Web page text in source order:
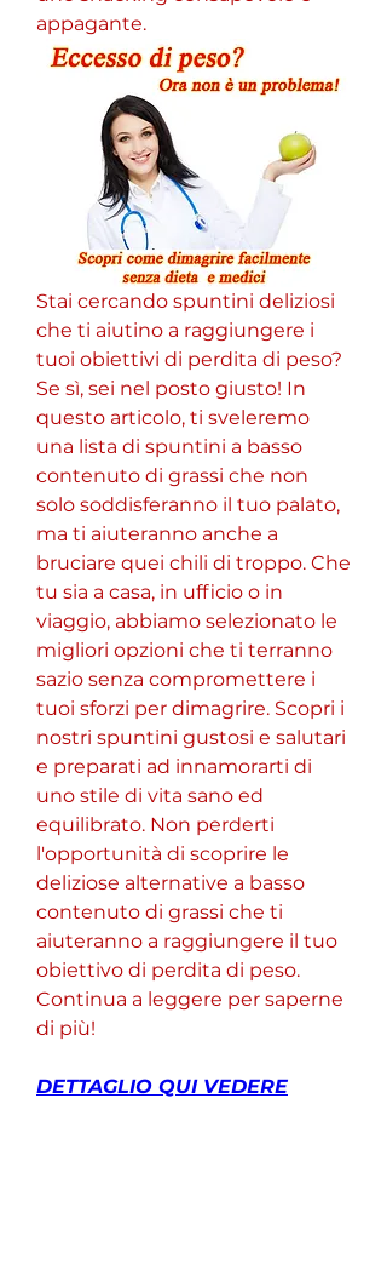
appagante.
Stai cercando spuntini deliziosi
che ti aiutino a raggiungere i
tuoi obiettivi di perdita di peso?
Se sì, sei nel posto giusto! In
questo articolo, ti sveleremo
una lista di spuntini a basso
contenuto di grassi che non
solo soddisferanno il tuo palato,
ma ti aiuteranno anche a
bruciare quei chili di troppo. Che
tu sia a casa, in ufficio o in
viaggio, abbiamo selezionato le
migliori opzioni che ti terranno
sazio senza compromettere i
tuoi sforzi per dimagrire. Scopri i
nostri spuntini gustosi e salutari
e preparati ad innamorarti di
uno stile di vita sano ed
equilibrato. Non perderti
l'opportunità di scoprire le
deliziose alternative a basso
contenuto di grassi che ti
aiuteranno a raggiungere il tuo
obiettivo di perdita di peso.
Continua a leggere per saperne
di più!
DETTAGLIO QUI VEDERE